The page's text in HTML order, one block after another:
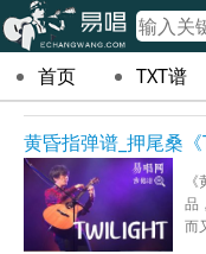
首页 TXT谱
黄昏指弹谱_押尾桑
品
而